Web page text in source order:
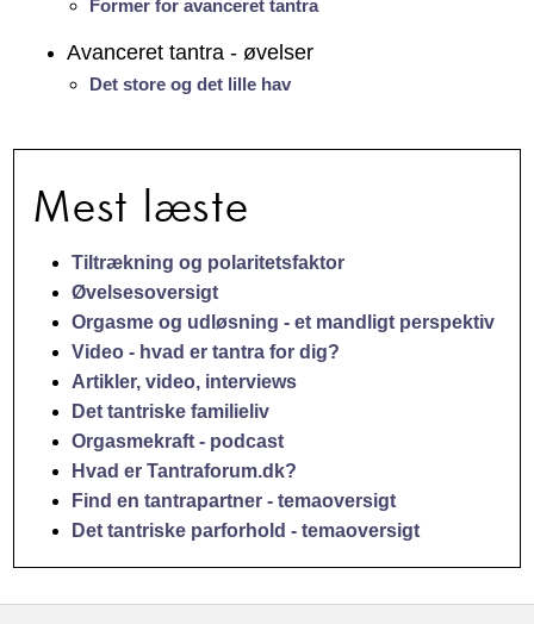
Former for avanceret tantra
Avanceret tantra - øvelser
Det store og det lille hav
Mest læste
Tiltrækning og polaritetsfaktor
Øvelsesoversigt
Orgasme og udløsning - et mandligt perspektiv
Video - hvad er tantra for dig?
Artikler, video, interviews
Det tantriske familieliv
Orgasmekraft - podcast
Hvad er Tantraforum.dk?
Find en tantrapartner - temaoversigt
Det tantriske parforhold - temaoversigt